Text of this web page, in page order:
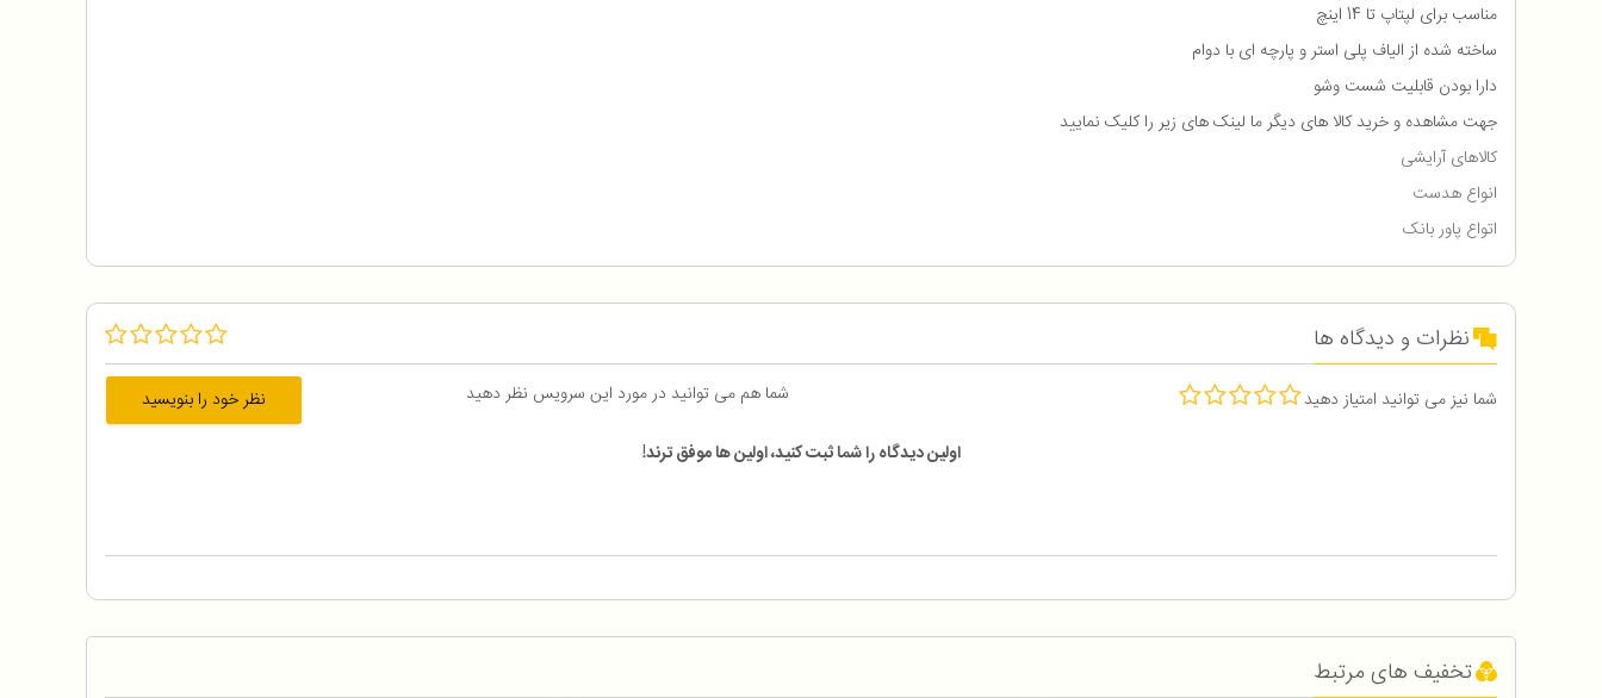
مناسب برای لپتاپ تا 14 اینچ
ساخته شده از الیاف پلی استر و پارچه ای با دوام
دارا بودن قابلیت شست وشو
جهت مشاهده و خرید کالا های دیگر ما لینک های زیر را کلیک نمایید
کالاهای آرایشی
انواع هدست
اتواع پاور بانک
نظرات و دیدگاه ها
شما نیز می توانید امتیاز دهید شما هم می توانید در مورد این سرویس نظر دهید
نظر خود را بنویسید
اولین دیدگاه را شما ثبت کنید، اولین ها موفق ترند!
تخفیف های مرتبط